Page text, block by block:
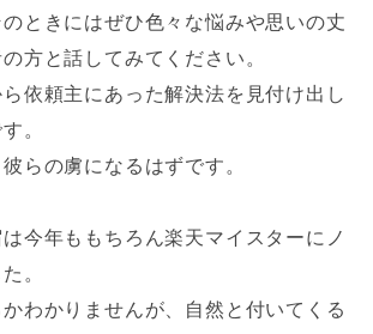
ときにはぜひ色々な悩みや思いの丈
方と話してみてください。
依頼主にあった解決法を見付け出し
。
らの虜になるはずです。
今年ももちろん楽天マイスターにノ
。
わかりませんが、自然と付いてくる